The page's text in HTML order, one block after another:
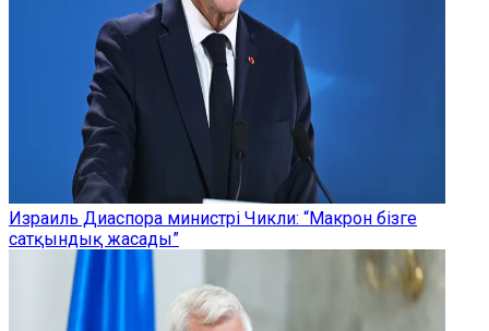
Израиль Диаспора министрі Чикли: “Макрон бізге
сатқындық жасады”